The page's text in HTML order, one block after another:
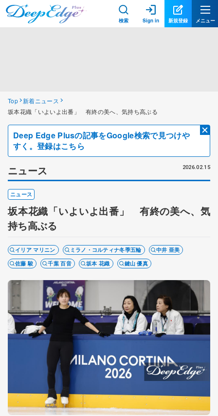
検索 Sign in 新規登録 メニュー
Top 新着ニュース
坂本花織「いよいよ出番」 有終の美へ、気持ち高ぶる
Deep Edge Plusの記事をGoogle検索で見つけや
すく。登録はこちら
ニュース 2026.02.15
ニュース
坂本花織「いよいよ出番」 有終の美へ、気
持ち高ぶる
イリア マリニン ミラノ・コルティナ冬季五輪
中井 亜美
佐藤 駿
千葉 百音 坂本 花織 鍵山 優真